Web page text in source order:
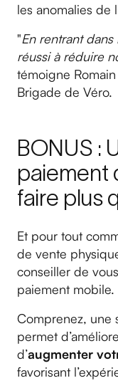
les anomalies de
"En rentrant
réussi à réduire
témoigne
Brigade de Véro.
BONUS :
paiement
faire plus
Et pour tout
de vente
conseiller de
paiement mobile.
Comprenez, une
permet
d’augmenter
favorisant